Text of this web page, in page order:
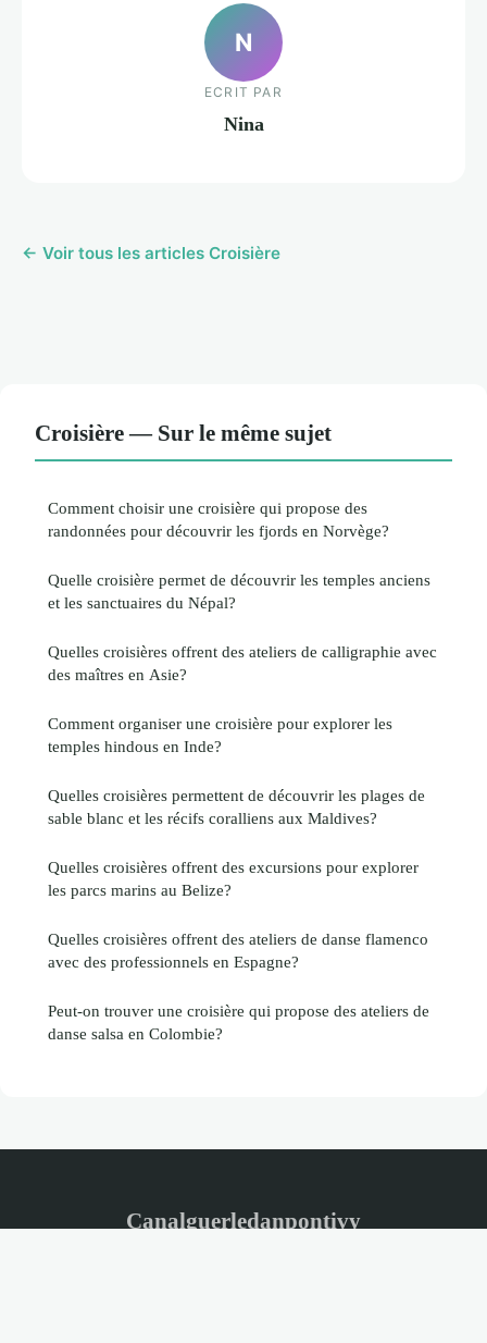
N
ECRIT PAR
Nina
← Voir tous les articles Croisière
Croisière — Sur le même sujet
Comment choisir une croisière qui propose des
randonnées pour découvrir les fjords en Norvège?
Quelle croisière permet de découvrir les temples anciens
et les sanctuaires du Népal?
Quelles croisières offrent des ateliers de calligraphie avec
des maîtres en Asie?
Comment organiser une croisière pour explorer les
temples hindous en Inde?
Quelles croisières permettent de découvrir les plages de
sable blanc et les récifs coralliens aux Maldives?
Quelles croisières offrent des excursions pour explorer
les parcs marins au Belize?
Quelles croisières offrent des ateliers de danse flamenco
avec des professionnels en Espagne?
Peut-on trouver une croisière qui propose des ateliers de
danse salsa en Colombie?
Canalguerledanpontivy